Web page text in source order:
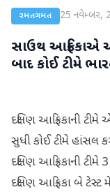
રમતગમત 25 નવેમ્બર,
સાઉથ આફ્રિકાએ
બાદ કોઈ ટીમે
દક્ષિણ આફ્રિકાની
સુધી કોઈ ટીમે હાંસલ
દક્ષિણ આફ્રિકાની ટીમે
દક્ષિણ આફ્રિકા બે